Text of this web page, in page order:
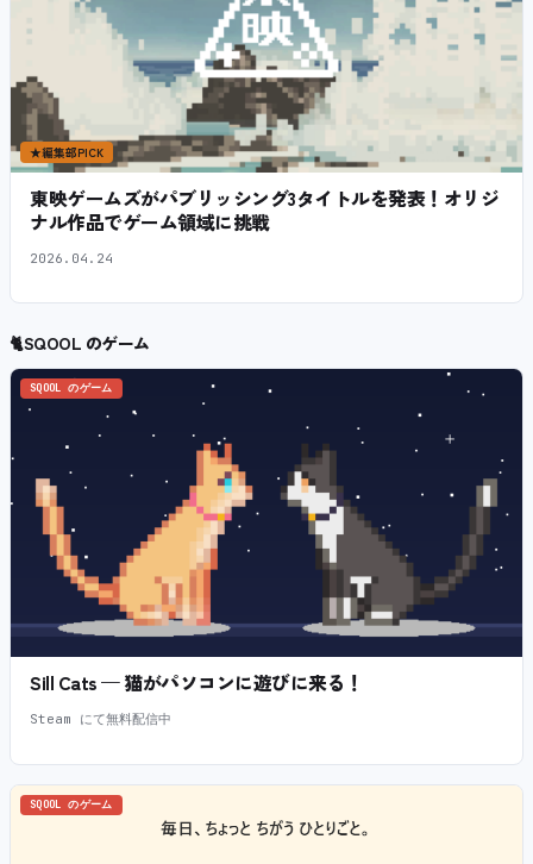
★編集部PICK
東映ゲームズがパブリッシング3タイトルを発表！オリジ
ナル作品でゲーム領域に挑戦
2026.04.24
🐈SQOOL のゲーム
SQOOL のゲーム
Sill Cats — 猫がパソコンに遊びに来る！
Steam にて無料配信中
SQOOL のゲーム